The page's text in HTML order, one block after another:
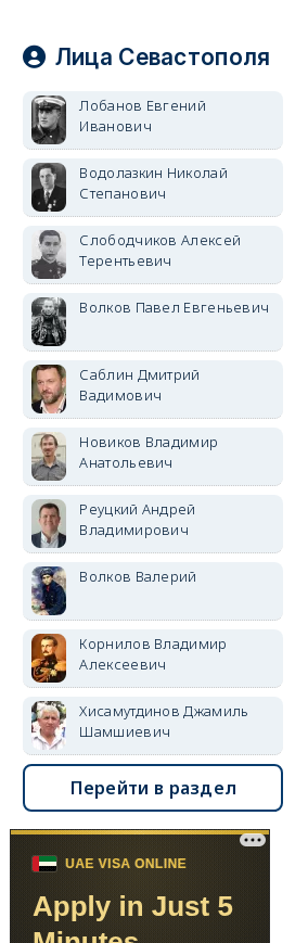
Лица Севастополя
Лобанов Евгений
Иванович
Водолазкин Николай
Степанович
Слободчиков Алексей
Терентьевич
Волков Павел Евгеньевич
Саблин Дмитрий
Вадимович
Новиков Владимир
Анатольевич
Реуцкий Андрей
Владимирович
Волков Валерий
Корнилов Владимир
Алексеевич
Хисамутдинов Джамиль
Шамшиевич
Перейти в раздел